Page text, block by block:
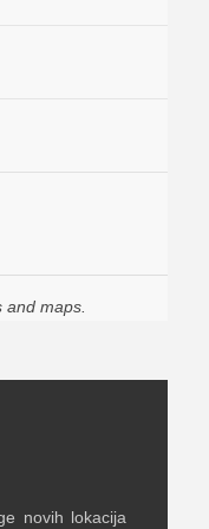
maps.
novih lokacija